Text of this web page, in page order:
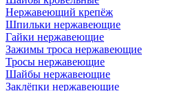
Нержавеющий крепёж
Шпильки нержавеющие
Гайки нержавеющие
Зажимы троса нержавеющие
Тросы нержавеющие
Шайбы нержавеющие
Заклёпки нержавеющие